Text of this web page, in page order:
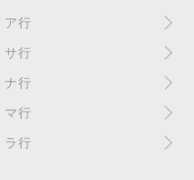
ア行
RPM(33,45)
赤盤
アセテート盤
EPアダプター
サ行
サイン
CDJ
シールド盤
ナ行
2枚使い
ン）
マ行
マスターテンポ
ラ行